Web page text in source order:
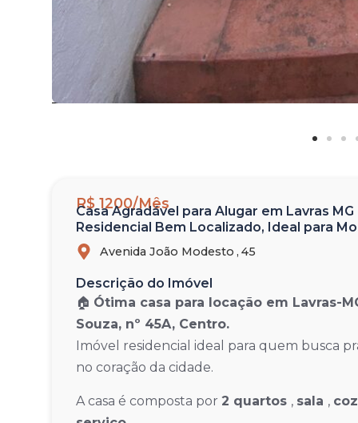
R$ 1200/Mês
Casa Agradável para Alugar em Lavras
Residencial Bem Localizado, Ideal para
Avenida João Modesto , 45
Descrição do Imóvel
🏠 Ótima casa para locação em Lavras-
Souza, nº 45A, Centro.
Imóvel residencial ideal para quem busca
no coração da cidade.
A casa é composta por 2 quartos , sala ,